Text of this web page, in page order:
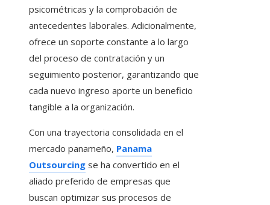
psicométricas y la comprobación de
antecedentes laborales. Adicionalmente,
ofrece un soporte constante a lo largo
del proceso de contratación y un
seguimiento posterior, garantizando que
cada nuevo ingreso aporte un beneficio
tangible a la organización.
Con una trayectoria consolidada en el
mercado panameño, Panama
Outsourcing se ha convertido en el
aliado preferido de empresas que
buscan optimizar sus procesos de